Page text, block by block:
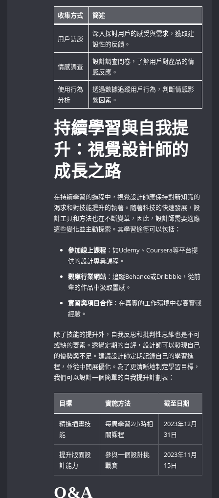
收集方式 簡述
用戶訪談
深入探討用戶的感受與需求，獲取建
設性的反饋。
情感調查
設計調查問卷，了解用戶對產品的情
感反應。
使用行為
分析
透過數據追蹤用戶行為，判斷情感影
響因素。
持續學習與自我提
升：視覺設計師的
成長之路
在持續學習的過程中，視覺設計師應保持對新知識的
渴求和對技能提升的執著。隨著科技的快速發展，設
計工具和方法也在不斷變革，因此，設計師需要適應
這些變化並主動探索。其學習途徑可以包括：
參加線上課程 ：如Udemy、Coursera等平台提
供的設計專業課程。
觀摩行業網站 ：追蹤Behance或Dribbble，從前
輩的作品中汲取靈感。
實習與項目合作 ：在真實的工作環境中提高實戰
經驗。
除了技能的提升外，自我反思和批判性思維也是不可
或缺的要素。透過定期的自評，設計師可以發現自己
的優勢與不足。建議設計師定期記錄自己的學習進
程，並從中開展優化。為了更清晰地制定學習目標，
我們可以設計一個簡單的自我提升計劃表：
目標 實施方法 截至日期
精進插畫技
能
每周學習2小時相
關課程
2023年12月
31日
提升版面設
計能力
參與一個設計挑
戰賽
2023年11月
15日
Q&A